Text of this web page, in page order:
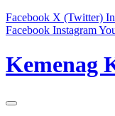
Facebook X (Twitter)
Facebook Instagram
Kemenag